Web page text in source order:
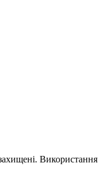
Використання